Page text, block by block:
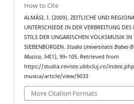
How to Cite
ALMÁSI, I. (2009). ZEITLICHE UND
UNTERSCHIEDE IN DER VERBREITUNG DES
STILS DER UNGARISCHEN VOLKSMUSIK IN
SIEBENBÜRGEN.Studia Universitatis Babes-
Musica,54(1), 99–105. Retrieved from
https://studia.reviste.ubbcluj.ro/
musica/article/view/9033
More Citation Formats